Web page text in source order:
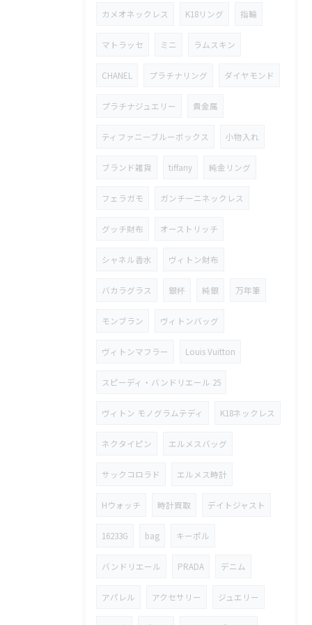
カメオネックレス K18リング 指輪
マトラッセ ミニ ラムスキン
CHANEL プラチナリング ダイヤモンド
プラチナジュエリー 貴金属
ティファニーブルーボックス 小物入れ
ブランド雑貨 tiffany 純金リング
フェラガモ ガンチーニネックレス
グッチ財布 オーストリッチ
シャネル香水 ヴィトン財布
バカラグラス 銀杯 純銀 万年筆
モンブラン ヴィトンバッグ
ヴィトンマフラー Louis Vuitton
スピーディ・バンドリエール 25
ヴィトン モノグラムテディ K18ネックレス
ネクタイピン エルメスバッグ
サックコロラド エルメス時計
Hウォッチ 時計買取 デイトジャスト
16233G bag キーポル
バンドリエール PRADA デニム
アパレル アクセサリー ジュエリー